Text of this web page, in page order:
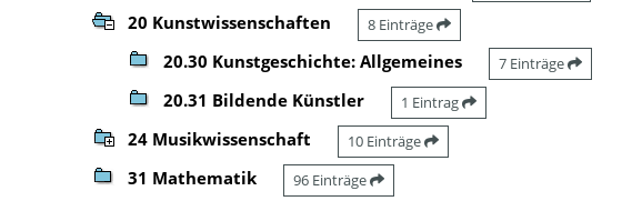
20 Kunstwissenschaften 8 Einträge
20.30 Kunstgeschichte: Allgemeines 7 Einträge
20.31 Bildende Künstler 1 Eintrag
24 Musikwissenschaft 10 Einträge
31 Mathematik 96 Einträge